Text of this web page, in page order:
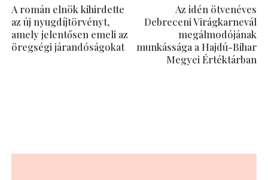
A román elnök kihirdette
az új nyugdíjtörvényt,
amely jelentősen emeli az
öregségi járandóságokat
Az idén ötvenéves
Debreceni Virágkarnevál
megálmodójának
munkássága a Hajdú-Bihar
Megyei Értéktárban